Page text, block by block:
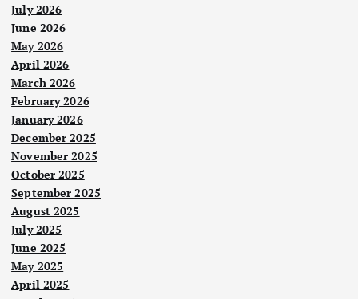
July 2026
June 2026
May 2026
April 2026
March 2026
February 2026
January 2026
December 2025
November 2025
October 2025
September 2025
August 2025
July 2025
June 2025
May 2025
April 2025
Berit
a
Utam